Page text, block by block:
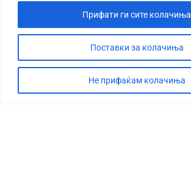
Поставки за колачиња
Не прифаќам колачиња
Прифати ги сите колачиња